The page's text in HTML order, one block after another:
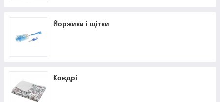
Йоржики і щітки
Ковдрі